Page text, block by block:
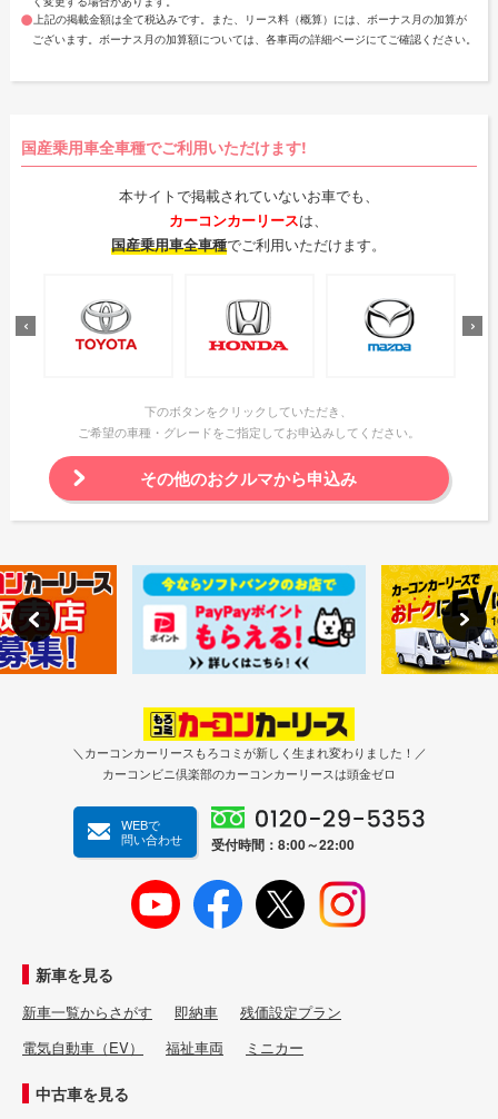
上記の掲載金額は全て税込みです。また、リース料（概算）には、ボーナス月の加算が
ございます。ボーナス月の加算額については、各車両の詳細ページにてご確認ください。
国産乗用車全車種でご利用いただけます!
本サイトで掲載されていないお車でも、
カーコンカーリースは、
国産乗用車全車種でご利用いただけます。
下のボタンをクリックしていただき、
ご希望の車種・グレードをご指定してお申込みしてください。
その他のおクルマから申込み
＼カーコンカーリースもろコミが新しく生まれ変わりました！／
カーコンビニ倶楽部のカーコンカーリースは頭金ゼロ
WEBで
問い合わせ
受付時間：8:00～22:00
新車を見る
新車一覧からさがす 即納車
残価設定プラン
電気自動車（EV）
福祉車両 ミニカー
中古車を見る